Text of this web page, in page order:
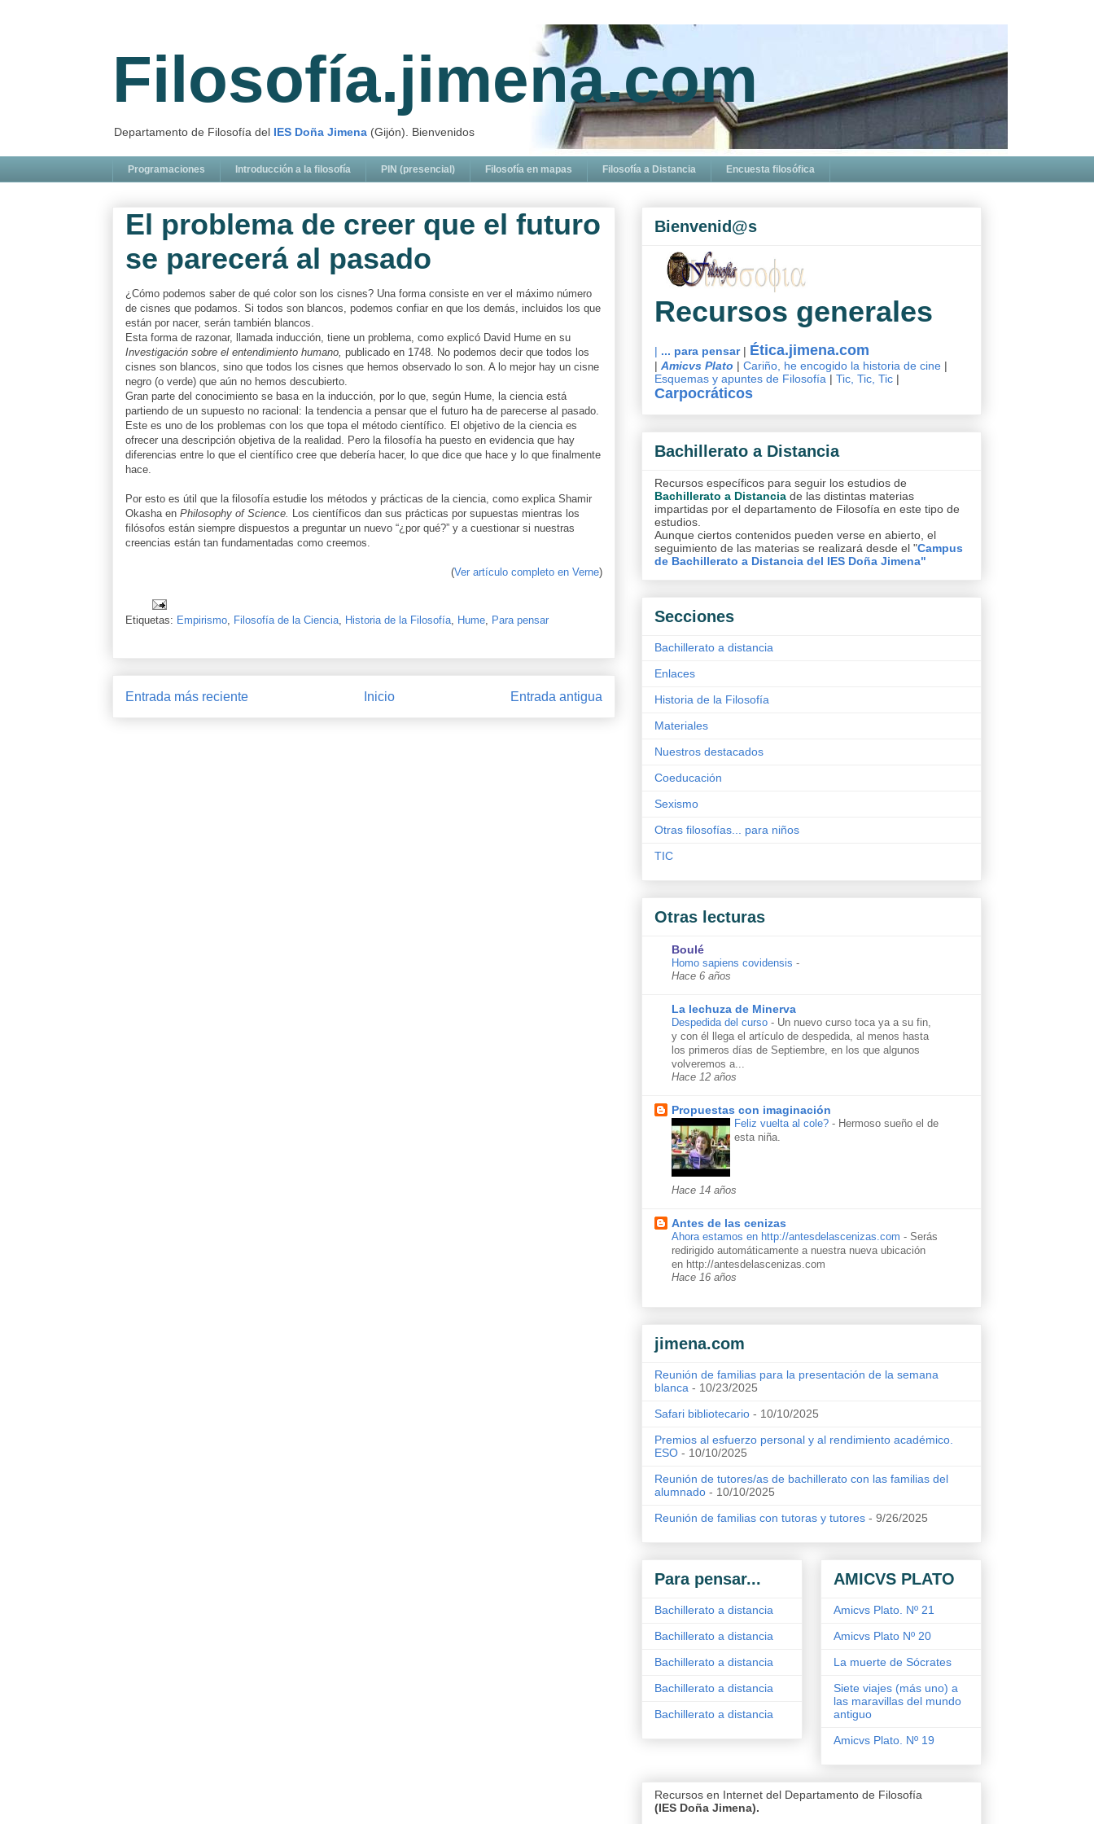
Filosofía.jimena.com
Departamento de Filosofía del IES Doña Jimena (Gijón). Bienvenidos
Programaciones Introducción a la filosofía PIN (presencial) Filosofía en mapas Filosofía a Distancia Encuesta filosófica
El problema de creer que el futuro
se parecerá al pasado
¿Cómo podemos saber de qué color son los cisnes? Una forma consiste en ver el máximo número
de cisnes que podamos. Si todos son blancos, podemos confiar en que los demás, incluidos los que
están por nacer, serán también blancos.
Esta forma de razonar, llamada inducción, tiene un problema, como explicó David Hume en su
Investigación sobre el entendimiento humano, publicado en 1748. No podemos decir que todos los
cisnes son blancos, sino que todos los cisnes que hemos observado lo son. A lo mejor hay un cisne
negro (o verde) que aún no hemos descubierto.
Gran parte del conocimiento se basa en la inducción, por lo que, según Hume, la ciencia está
partiendo de un supuesto no racional: la tendencia a pensar que el futuro ha de parecerse al pasado.
Este es uno de los problemas con los que topa el método científico. El objetivo de la ciencia es
ofrecer una descripción objetiva de la realidad. Pero la filosofía ha puesto en evidencia que hay
diferencias entre lo que el científico cree que debería hacer, lo que dice que hace y lo que finalmente
hace.
Por esto es útil que la filosofía estudie los métodos y prácticas de la ciencia, como explica Shamir
Okasha en Philosophy of Science. Los científicos dan sus prácticas por supuestas mientras los
filósofos están siempre dispuestos a preguntar un nuevo “¿por qué?” y a cuestionar si nuestras
creencias están tan fundamentadas como creemos.
(Ver artículo completo en Verne)
Etiquetas: Empirismo Filosofía de la Ciencia Historia de la Filosofía Hume Para pensar
Entrada más reciente Entrada antigua
Inicio
Bienvenid@s
Recursos generales
| ... para pensar| Ética.jimena.com
| Amicvs Plato | Cariño, he encogido la historia de cine |
Esquemas y apuntes de Filosofía | Tic, Tic, Tic |
Carpocráticos
Bachillerato a Distancia
Recursos específicos para seguir los estudios de
Bachillerato a Distancia de las distintas materias
impartidas por el departamento de Filosofía en este tipo de
estudios.
Aunque ciertos contenidos pueden verse en abierto, el
seguimiento de las materias se realizará desde el "Campus
de Bachillerato a Distancia del IES Doña Jimena"
Secciones
Bachillerato a distancia
Enlaces
Historia de la Filosofía
Materiales
Nuestros destacados
Coeducación
Sexismo
Otras filosofías... para niños
TIC
Otras lecturas
Boulé
Homo sapiens covidensis -
Hace 6 años
La lechuza de Minerva
Despedida del curso - Un nuevo curso toca ya a su fin,
y con él llega el artículo de despedida, al menos hasta
los primeros días de Septiembre, en los que algunos
volveremos a...
Hace 12 años
Propuestas con imaginación
Feliz vuelta al cole? - Hermoso sueño el de
esta niña.
Hace 14 años
Antes de las cenizas
Ahora estamos en http://antesdelascenizas.com - Serás
redirigido automáticamente a nuestra nueva ubicación
en http://antesdelascenizas.com
Hace 16 años
jimena.com
Reunión de familias para la presentación de la semana
blanca - 10/23/2025
Safari bibliotecario - 10/10/2025
Premios al esfuerzo personal y al rendimiento académico.
ESO - 10/10/2025
Reunión de tutores/as de bachillerato con las familias del
alumnado - 10/10/2025
Reunión de familias con tutoras y tutores - 9/26/2025
Para pensar...
Bachillerato a distancia
Bachillerato a distancia
Bachillerato a distancia
Bachillerato a distancia
Bachillerato a distancia
AMICVS PLATO
Amicvs Plato. Nº 21
Amicvs Plato Nº 20
La muerte de Sócrates
Siete viajes (más uno) a
las maravillas del mundo
antiguo
Amicvs Plato. Nº 19
Recursos en Internet del Departamento de Filosofía
(IES Doña Jimena).